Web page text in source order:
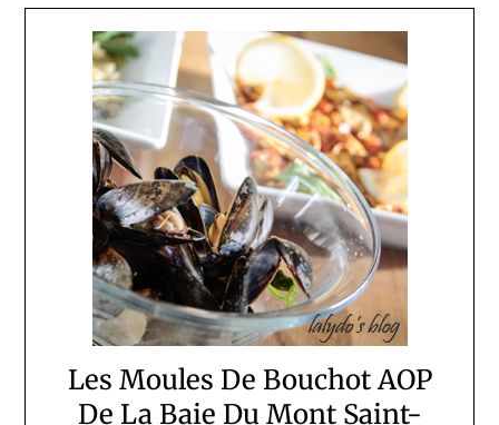
Les Moules De Bouchot AOP
De La Baie Du Mont Saint-